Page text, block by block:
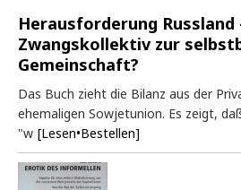
Herausforderung Russland
Zwangskollektiv zur
Gemeinschaft?
Das Buch zieht die Bilanz aus der
ehemaligen Sowjetunion. Es zeigt,
"w [Lesen•Bestellen]